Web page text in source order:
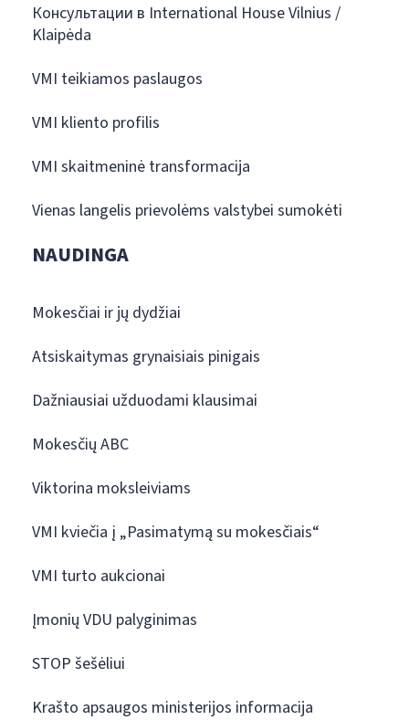
Консультации в International House Vilnius /
Klaipėda
VMI teikiamos paslaugos
VMI kliento profilis
VMI skaitmeninė transformacija
Vienas langelis prievolėms valstybei sumokėti
NAUDINGA
Mokesčiai ir jų dydžiai
Atsiskaitymas grynaisiais pinigais
Dažniausiai užduodami klausimai
Mokesčių ABC
Viktorina moksleiviams
VMI kviečia į „Pasimatymą su mokesčiais“
VMI turto aukcionai
Įmonių VDU palyginimas
STOP šešėliui
Krašto apsaugos ministerijos informacija